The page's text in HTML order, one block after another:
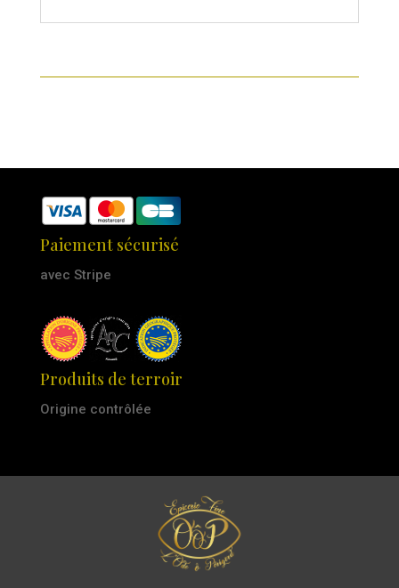
Paiement sécurisé
avec Stripe
Produits de terroir
Origine contrôlée